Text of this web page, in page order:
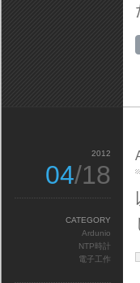
2012
04/18
CATEGORY
Ardunio
NTP時計
電子工作